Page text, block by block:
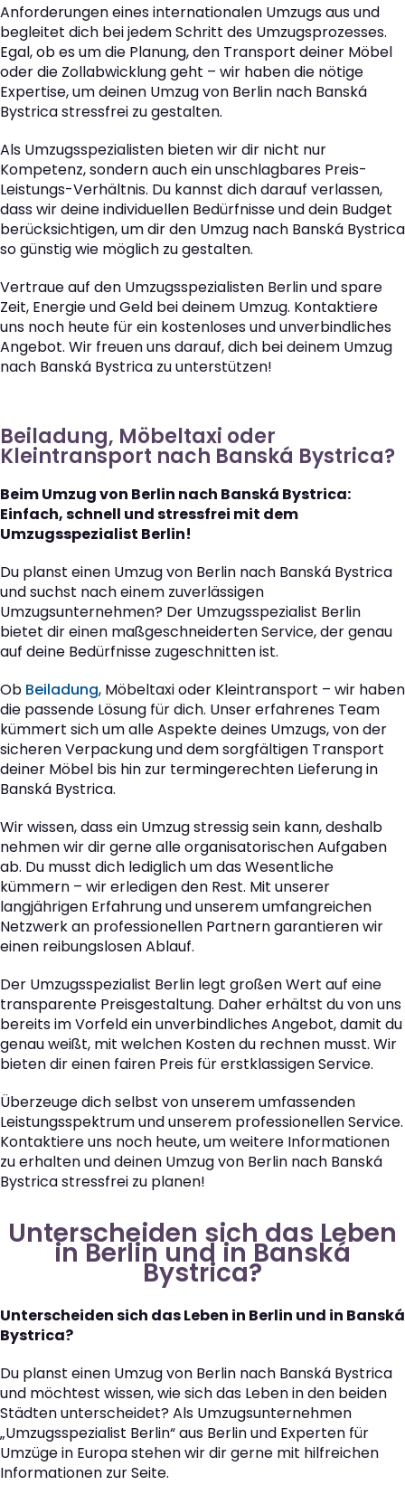
Anforderungen eines internationalen Umzugs aus und
begleitet dich bei jedem Schritt des Umzugsprozesses.
Egal, ob es um die Planung, den Transport deiner Möbel
oder die Zollabwicklung geht – wir haben die nötige
Expertise, um deinen Umzug von Berlin nach Banská
Bystrica stressfrei zu gestalten.
Als Umzugsspezialisten bieten wir dir nicht nur
Kompetenz, sondern auch ein unschlagbares Preis-
Leistungs-Verhältnis. Du kannst dich darauf verlassen,
dass wir deine individuellen Bedürfnisse und dein Budget
berücksichtigen, um dir den Umzug nach Banská Bystrica
so günstig wie möglich zu gestalten.
Vertraue auf den Umzugsspezialisten Berlin und spare
Zeit, Energie und Geld bei deinem Umzug. Kontaktiere
uns noch heute für ein kostenloses und unverbindliches
Angebot. Wir freuen uns darauf, dich bei deinem Umzug
nach Banská Bystrica zu unterstützen!
Beiladung, Möbeltaxi oder
Kleintransport nach Banská Bystrica?
Beim Umzug von Berlin nach Banská Bystrica:
Einfach, schnell und stressfrei mit dem
Umzugsspezialist Berlin!
Du planst einen Umzug von Berlin nach Banská Bystrica
und suchst nach einem zuverlässigen
Umzugsunternehmen? Der Umzugsspezialist Berlin
bietet dir einen maßgeschneiderten Service, der genau
auf deine Bedürfnisse zugeschnitten ist.
Ob Beiladung, Möbeltaxi oder Kleintransport – wir haben
die passende Lösung für dich. Unser erfahrenes Team
kümmert sich um alle Aspekte deines Umzugs, von der
sicheren Verpackung und dem sorgfältigen Transport
deiner Möbel bis hin zur termingerechten Lieferung in
Banská Bystrica.
Wir wissen, dass ein Umzug stressig sein kann, deshalb
nehmen wir dir gerne alle organisatorischen Aufgaben
ab. Du musst dich lediglich um das Wesentliche
kümmern – wir erledigen den Rest. Mit unserer
langjährigen Erfahrung und unserem umfangreichen
Netzwerk an professionellen Partnern garantieren wir
einen reibungslosen Ablauf.
Der Umzugsspezialist Berlin legt großen Wert auf eine
transparente Preisgestaltung. Daher erhältst du von uns
bereits im Vorfeld ein unverbindliches Angebot, damit du
genau weißt, mit welchen Kosten du rechnen musst. Wir
bieten dir einen fairen Preis für erstklassigen Service.
Überzeuge dich selbst von unserem umfassenden
Leistungsspektrum und unserem professionellen Service.
Kontaktiere uns noch heute, um weitere Informationen
zu erhalten und deinen Umzug von Berlin nach Banská
Bystrica stressfrei zu planen!
Unterscheiden sich das Leben
in Berlin und in Banská
Bystrica?
Unterscheiden sich das Leben in Berlin und in Banská
Bystrica?
Du planst einen Umzug von Berlin nach Banská Bystrica
und möchtest wissen, wie sich das Leben in den beiden
Städten unterscheidet? Als Umzugsunternehmen
„Umzugsspezialist Berlin“ aus Berlin und Experten für
Umzüge in Europa stehen wir dir gerne mit hilfreichen
Informationen zur Seite.